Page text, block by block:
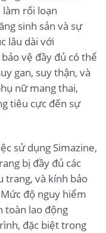
làm rối loạn
sinh sản và sự
lâu dài với
vệ đầy đủ có thể
gan, suy thận, và
nữ mang thai,
tiêu cực đến sự
sử dụng Simazine,
bị đầy đủ các
trang, và kính bảo
độ nguy hiểm
toàn lao động
đặc biệt trong